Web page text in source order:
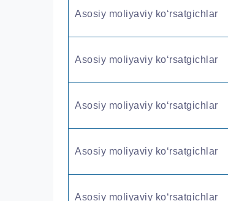
Asosiy moliyaviy ko‘rsatgichlar
Asosiy moliyaviy ko‘rsatgichlar
Asosiy moliyaviy ko‘rsatgichlar
Asosiy moliyaviy ko‘rsatgichlar
Asosiy moliyaviy ko‘rsatgichlar